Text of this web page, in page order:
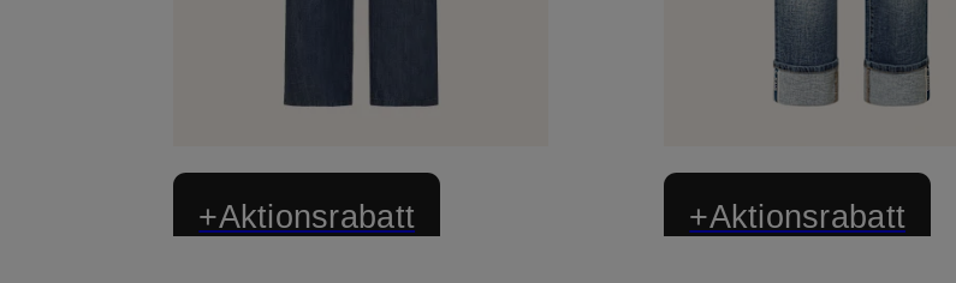
+Aktionsrabatt +Aktionsrabatt